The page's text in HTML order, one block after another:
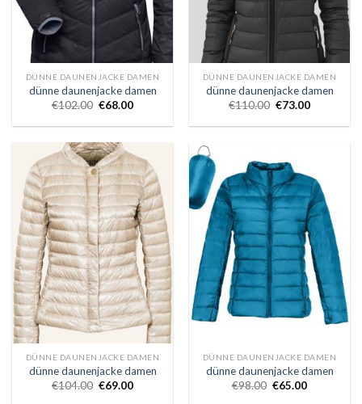
DÜNNE DAUNENJACKE DAMEN
dünne daunenjacke damen
€102.00 €68.00
DÜNNE DAUNENJACKE DAMEN
dünne daunenjacke damen
€110.00 €73.00
DÜNNE DAUNENJACKE DAMEN
dünne daunenjacke damen
€104.00 €69.00
DÜNNE DAUNENJACKE DAMEN
dünne daunenjacke damen
€98.00 €65.00